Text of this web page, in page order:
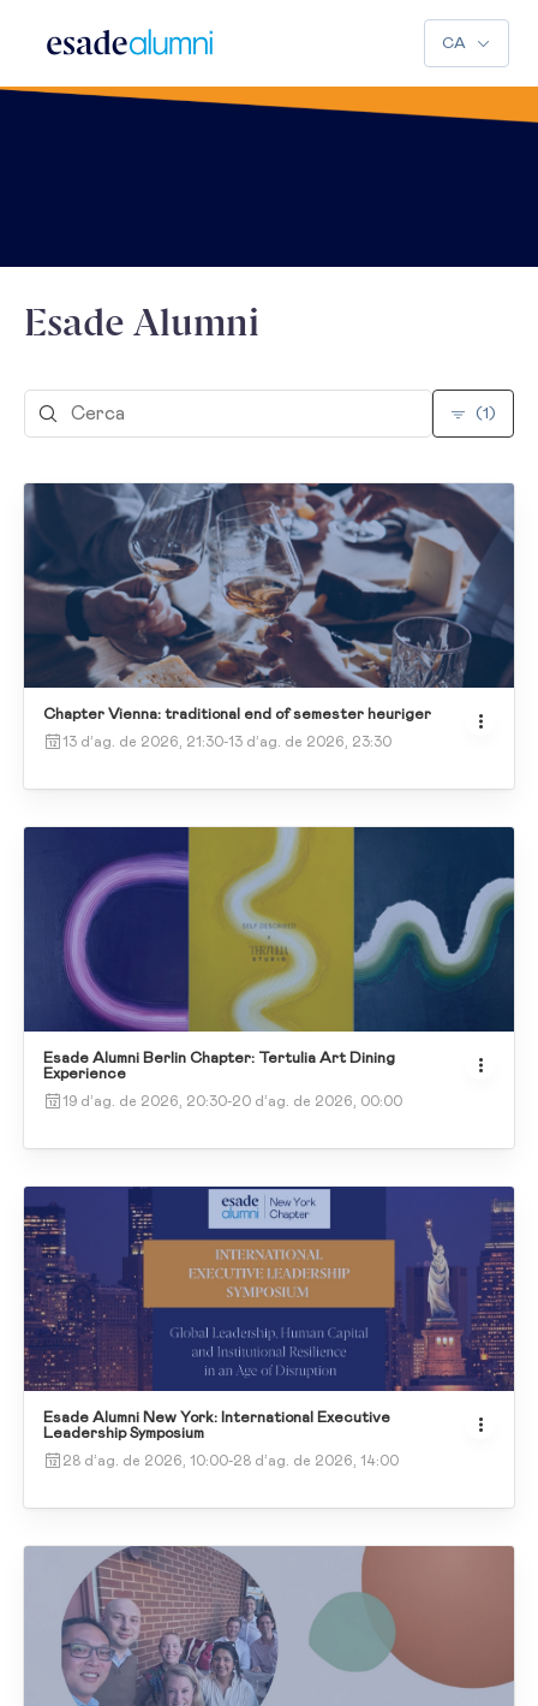
CA
Esade Alumni
(1)
Chapter Vienna: traditional end of semester heuriger
13 d’ag. de 2026, 21:30-13 d’ag. de 2026, 23:30
Esade Alumni Berlin Chapter: Tertulia Art Dining
Experience
19 d’ag. de 2026, 20:30-20 d’ag. de 2026, 00:00
Esade Alumni New York: International Executive
Leadership Symposium
28 d’ag. de 2026, 10:00-28 d’ag. de 2026, 14:00